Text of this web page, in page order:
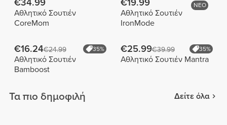
€34.99
Αθλητικό Σουτιέν
CoreMom
ΝΕΟ
€19.99
Αθλητικό Σουτιέν
IronMode
€16.24€24.99 35%
Αθλητικό Σουτιέν
Bamboost
€25.99€39.99 35%
Αθλητικό Σουτιέν Mantra
Τα πιο δημοφιλή Δείτε όλα